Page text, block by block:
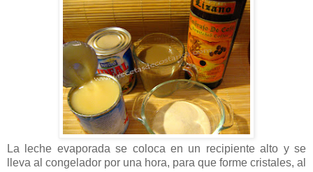
La leche evaporada se coloca en un recipiente alto y se
lleva al congelador por una hora, para que forme cristales, al